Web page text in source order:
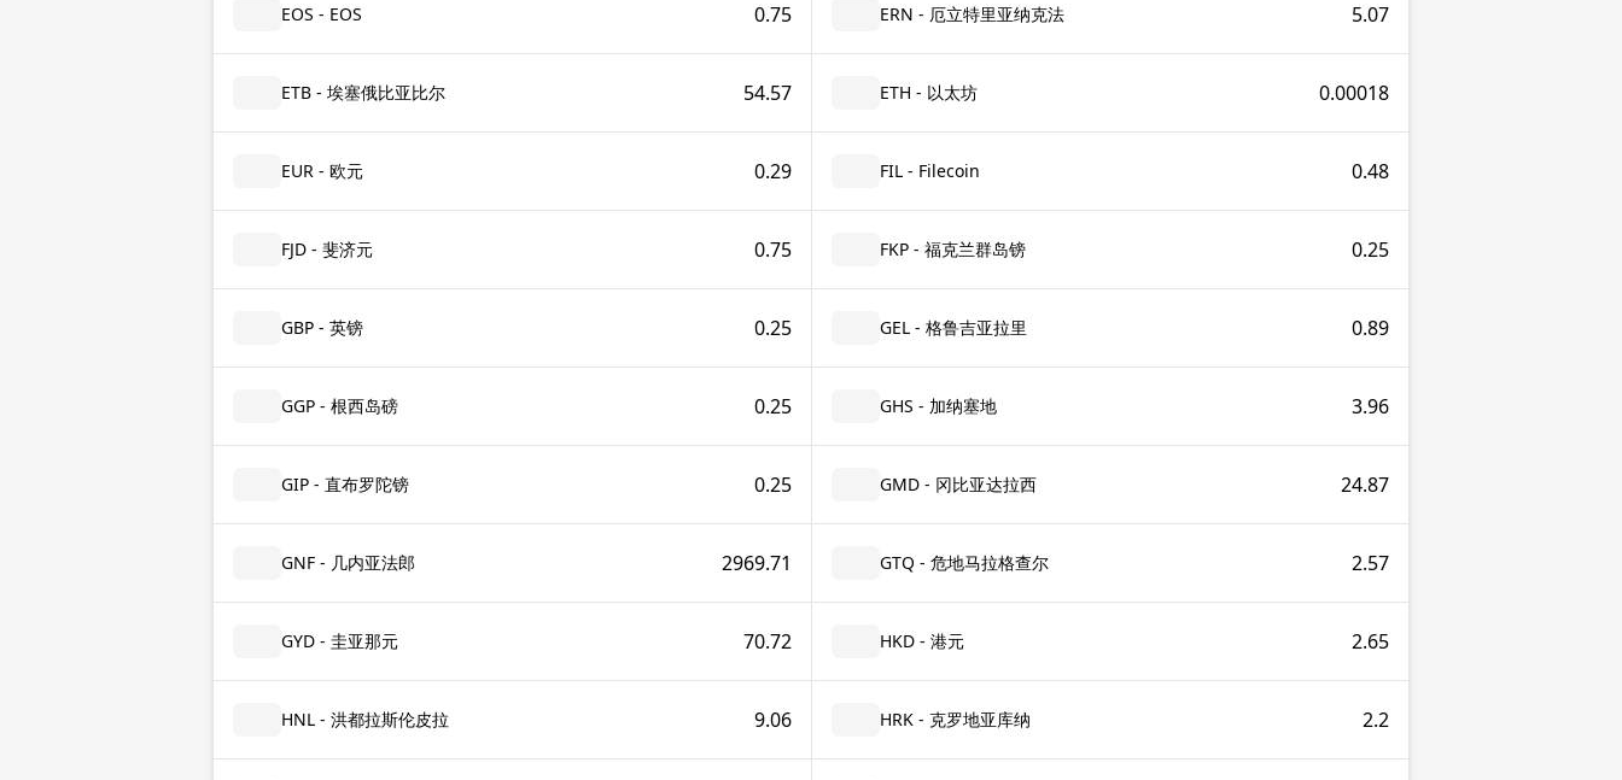
EOS - EOS 0.75 ERN - 厄立特里亚纳克法 5.07
ETB - 埃塞俄比亚比尔 54.57 ETH - 以太坊 0.00018
EUR - 欧元 0.29 FIL - Filecoin 0.48
FJD - 斐济元 0.75 FKP - 福克兰群岛镑 0.25
GBP - 英镑 0.25 GEL - 格鲁吉亚拉里 0.89
GGP - 根西岛磅 0.25 GHS - 加纳塞地 3.96
GIP - 直布罗陀镑 0.25 GMD - 冈比亚达拉西 24.87
GNF - 几内亚法郎 2969.71 GTQ - 危地马拉格查尔 2.57
GYD - 圭亚那元 70.72 HKD - 港元 2.65
HNL - 洪都拉斯伦皮拉 9.06 HRK - 克罗地亚库纳 2.2